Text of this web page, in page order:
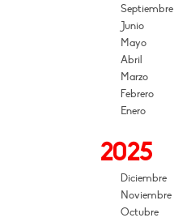
Septiembre
Junio
Mayo
Abril
Marzo
Febrero
Enero
2025
Diciembre
Noviembre
Octubre